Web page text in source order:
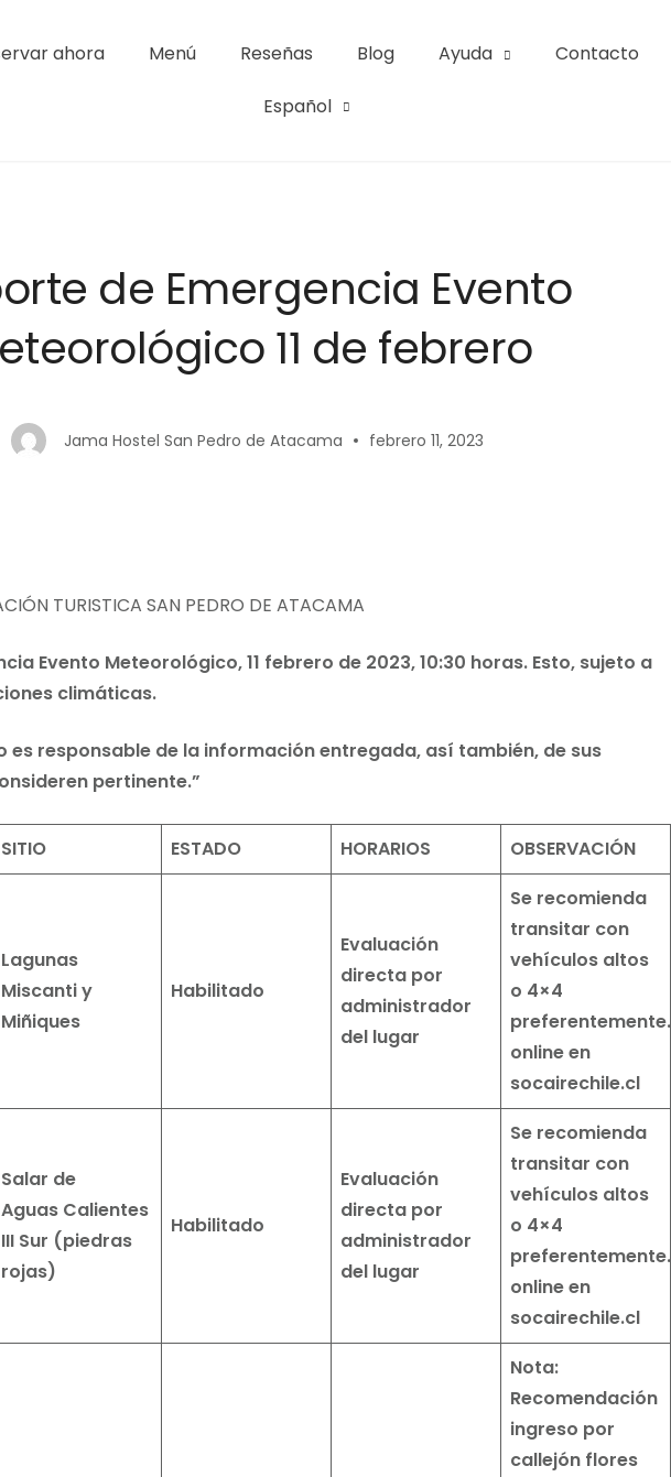
San Pedro de Atacama
ahora Menú Reseñas Blog Ayuda Contacto
Español
de Emergencia Evento
11 de febrero
Jama Hostel San Pedro de Atacama febrero 11, 2023
TURISTICA SAN PEDRO DE ATACAMA
Evento Meteorológico, 11 febrero de 2023, 10:30 horas. Esto, sujeto a
climáticas.
es responsable de la información entregada, así también, de sus
pertinente.”
SITIO ESTADO HORARIOS OBSERVACIÓN
Lagunas
Miscanti y
Miñiques
Habilitado
Evaluación
directa por
administrador
del lugar
Se recomienda
transitar con
vehículos altos
o 4×4
preferentemente.
online en
socairechile.cl
Salar de
Aguas Calientes
III Sur (piedras
rojas)
Habilitado
Evaluación
directa por
administrador
del lugar
Se recomienda
transitar con
vehículos altos
o 4×4
preferentemente.
online en
socairechile.cl
Nota:
Recomendación
ingreso por
callejón flores